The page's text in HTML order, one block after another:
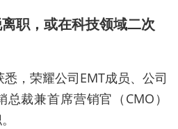
职，或在科技领域二次
，荣耀公司EMT成员、公司
裁兼首席营销官（CMO）